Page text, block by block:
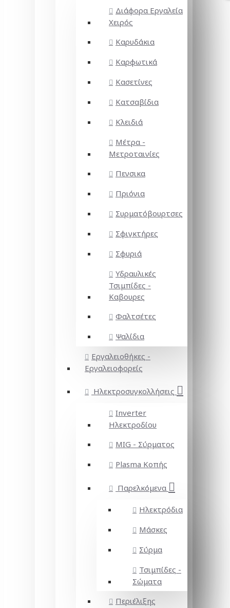
Διάφορα Εργαλεία
Χειρός
Καρυδάκια
Καρφωτικά
Κασετίνες
Κατσαβίδια
Κλειδιά
Μέτρα -
Μετροταινίες
Πενσικα
Πριόνια
Συρματόβουρτσες
Σφιγκτήρες
Σφυριά
Υδραυλικές
Τσιμπίδες -
Καβουρες
Φαλτσέτες
Ψαλίδια
Εργαλειοθήκες -
Εργαλειοφορείς
Ηλεκτροσυγκολλήσεις
Inverter
Ηλεκτροδίου
MIG - Σύρματος
Plasma Κοπής
Παρελκόμενα
Ηλεκτρόδια
Μάσκες
Σύρμα
Τσιμπίδες -
Σώματα
Περιέλιξης